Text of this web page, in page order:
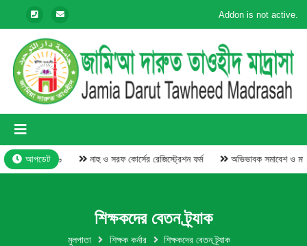
Addon is not active.
আপডেট
বিতরণী- ২০২৬ নাহু ও সরফ কোর্সের রেজিস্ট্রেশন ফর্ম অভিভাবক সমাবেশ ও
শিক্ষকদের বেতন ট্র্যাক
মুলপাতা শিক্ষক কর্নার শিক্ষকদের বেতন ট্র্যাক